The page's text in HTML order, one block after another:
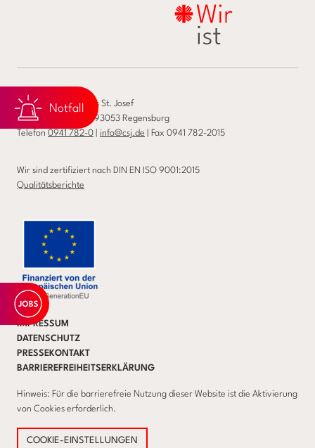
Caritas-Krankenhaus St. Josef
Landshuter Str. 65, 93053 Regensburg
Telefon 0941 782-0 info@csj.de | Fax 0941 782-2015
Wir sind zertifiziert nach DIN EN ISO 9001:2015
Qualitätsberichte
IMPRESSUM
DATENSCHUTZ
PRESSEKONTAKT
BARRIEREFREIHEITSERKLÄRUNG
Hinweis: Für die barrierefreie Nutzung dieser Website ist die Aktivierung
von Cookies erforderlich.
COOKIE-EINSTELLUNGEN
Notfall